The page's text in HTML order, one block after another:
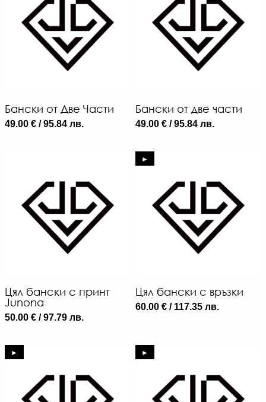
Бански от Две Части
49.00 € / 95.84 лв.
Бански от две части
49.00 € / 95.84 лв.
Цял бански с принт
Junona
50.00 € / 97.79 лв.
►
Цял бански с връзки
60.00 € / 117.35 лв.
► ►